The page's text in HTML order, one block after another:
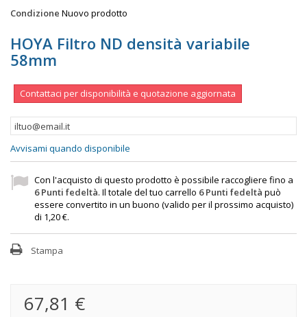
Condizione Nuovo prodotto
HOYA Filtro ND densità variabile
58mm
Contattaci per disponibilità e quotazione aggiornata
Avvisami quando disponibile
Con l'acquisto di questo prodotto è possibile raccogliere fino a
6Punti fedeltà. Il totale del tuo carrello 6Punti fedeltà può
essere convertito in un buono (valido per il prossimo acquisto)
di 1,20 €.
Stampa
67,81 €